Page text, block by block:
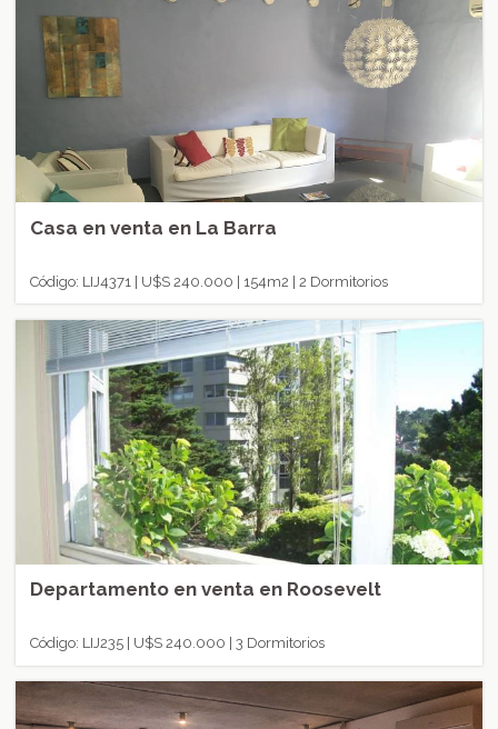
Casa en venta en La Barra
Código: LIJ4371 | U$S 240.000 | 154m2 | 2 Dormitorios
Departamento en venta en Roosevelt
Código: LIJ235 | U$S 240.000 | 3 Dormitorios